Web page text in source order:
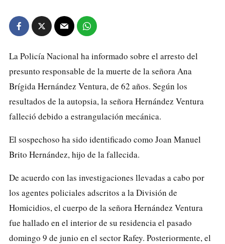
La Policía Nacional ha informado sobre el arresto del
presunto responsable de la muerte de la señora Ana
Brígida Hernández Ventura, de 62 años. Según los
resultados de la autopsia, la señora Hernández Ventura
falleció debido a estrangulación mecánica.
El sospechoso ha sido identificado como Joan Manuel
Brito Hernández, hijo de la fallecida.
De acuerdo con las investigaciones llevadas a cabo por
los agentes policiales adscritos a la División de
Homicidios, el cuerpo de la señora Hernández Ventura
fue hallado en el interior de su residencia el pasado
domingo 9 de junio en el sector Rafey. Posteriormente, el